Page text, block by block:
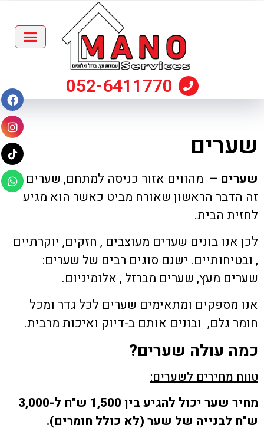
052-6411770
שערים
שערים – מהווים אזור כניסה למתחם, שערים
זה הדבר הראשון שאורח מביט כאשר הוא מגיע
לחזית הבית.
לכן אנו בונים שערים מעוצבים , חזקים, יוקרתיים
, ובטיחותיים. ישנם סוגים רבים של שערים:
שערים מעץ, שערים מברזל , אלומיניום.
אנו מספקים ומתאימים שערים לכל גדר ומכל
חומר גלם, ובונים אותם ב-דיוק ואיכות מרבית.
כמה עולה שערים?
טווח מחירים לשערים:
מחיר שער יכול להגיע בין 1,500 ש"ח ל-3,000
ש"ח לבנייה של שער (לא כולל חומרים).